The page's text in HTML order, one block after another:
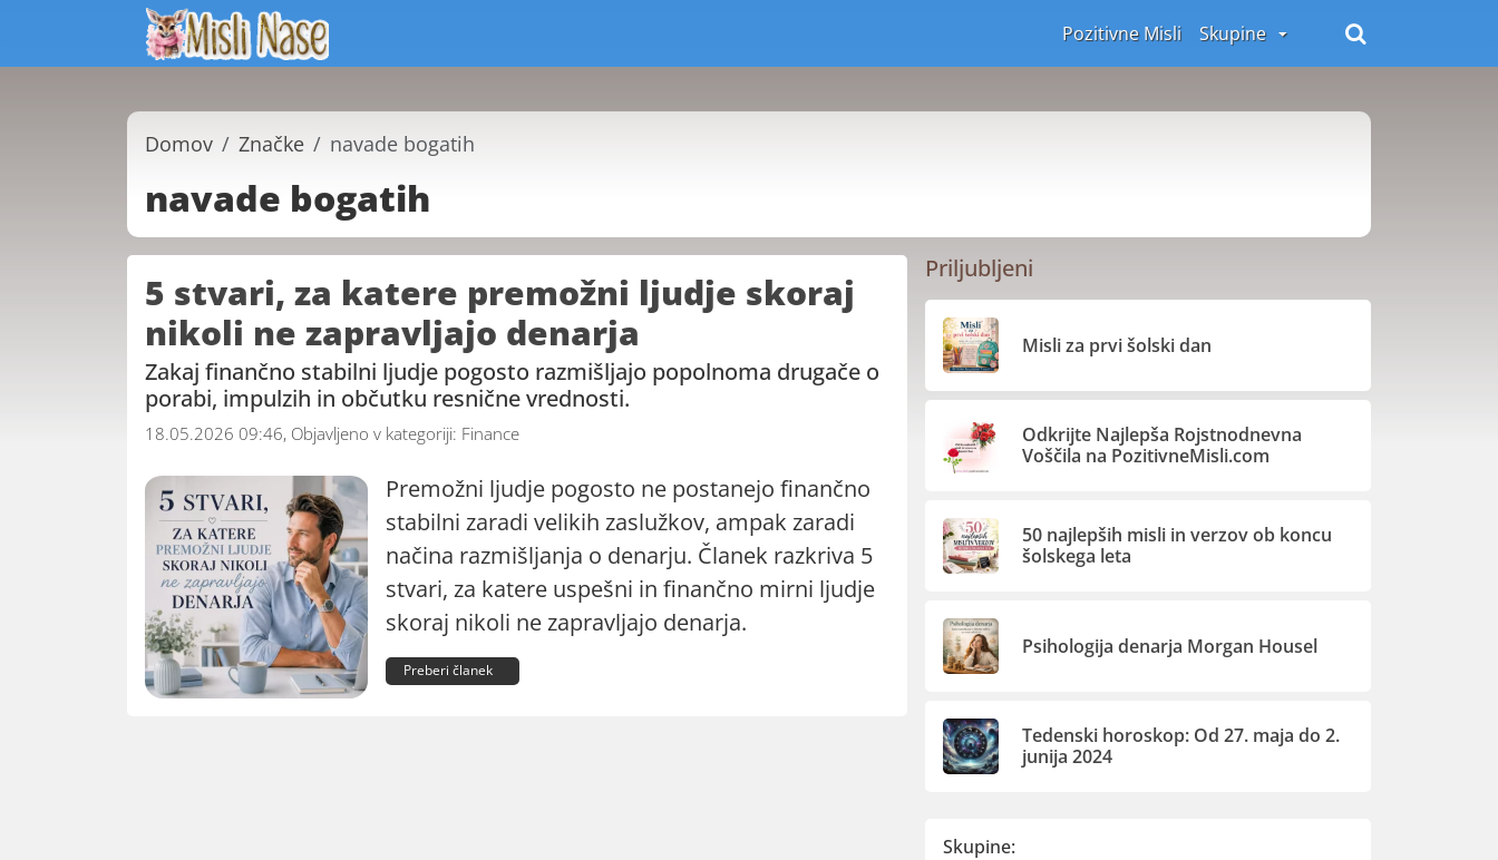
Pozitivne Misli Skupine
Domov Značke navade bogatih
navade bogatih
5 stvari, za katere premožni ljudje skoraj
nikoli ne zapravljajo denarja
Zakaj finančno stabilni ljudje pogosto razmišljajo popolnoma drugače o
porabi, impulzih in občutku resnične vrednosti.
18.05.2026 09:46, Objavljeno v kategoriji: Finance
Premožni ljudje pogosto ne postanejo finančno
stabilni zaradi velikih zaslužkov, ampak zaradi
načina razmišljanja o denarju. Članek razkriva 5
stvari, za katere uspešni in finančno mirni ljudje
skoraj nikoli ne zapravljajo denarja.
Preberi članek
Priljubljeni
Misli za prvi šolski dan
Odkrijte Najlepša Rojstnodnevna
Voščila na PozitivneMisli.com
50 najlepših misli in verzov ob koncu
šolskega leta
Psihologija denarja Morgan Housel
Tedenski horoskop: Od 27. maja do 2.
junija 2024
Skupine: